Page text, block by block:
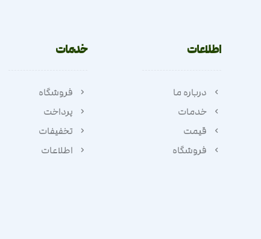
اطلاعات
درباره ما
خدمات
قیمت
فروشگاه
خدمات
فروشگاه
پرداخت
تخفیفات
اطلاعات